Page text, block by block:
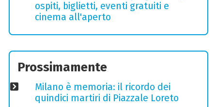
ospiti, biglietti, eventi gratuiti e
cinema all'aperto
Prossimamente
Milano è memoria: il ricordo dei
quindici martiri di Piazzale Loreto